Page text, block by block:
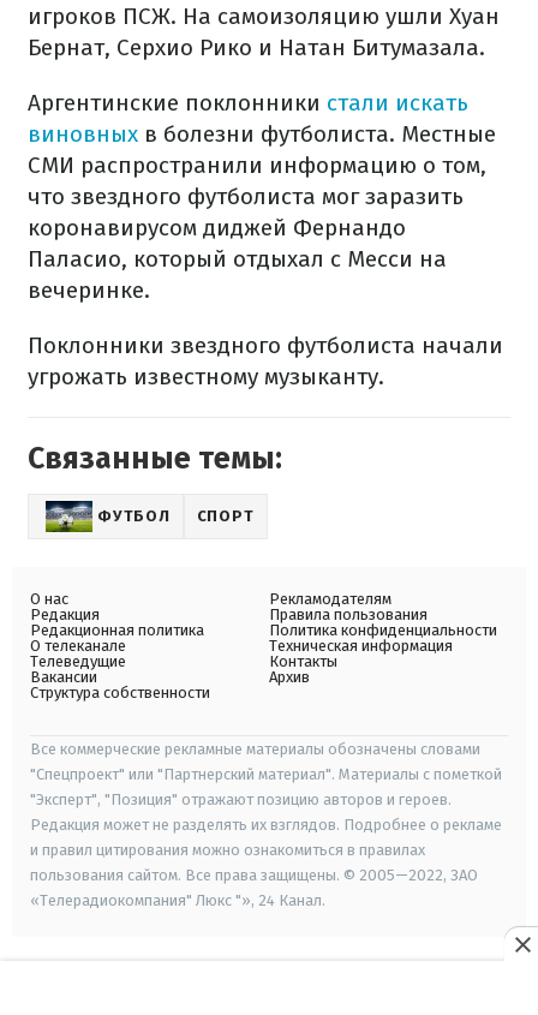
игроков ПСЖ. На самоизоляцию ушли Хуан
Бернат, Серхио Рико и Натан Битумазала.
Аргентинские поклонники стали искать
виновных в болезни футболиста. Местные
СМИ распространили информацию о том,
что звездного футболиста мог заразить
коронавирусом диджей Фернандо
Паласио, который отдыхал с Месси на
вечеринке.
Поклонники звездного футболиста начали
угрожать известному музыканту.
Связанные темы:
ФУТБОЛ СПОРТ
О нас
Редакция
Редакционная политика
О телеканале
Телеведущие
Вакансии
Структура собственности
Рекламодателям
Правила пользования
Политика конфиденциальности
Техническая информация
Контакты
Архив
Все коммерческие рекламные материалы обозначены словами
"Спецпроект" или "Партнерский материал". Материалы с пометкой
"Эксперт", "Позиция" отражают позицию авторов и героев.
Редакция может не разделять их взглядов. Подробнее о рекламе
и правил цитирования можно ознакомиться в правилах
пользования сайтом. Все права защищены. © 2005—2022, ЗАО
«Телерадиокомпания" Люкс "», 24 Канал.